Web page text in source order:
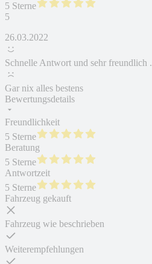
5 Sterne
5
26.03.2022
Schnelle Antwort und sehr freundlich .
Gar nix alles bestens
Bewertungsdetails
Freundlichkeit
5 Sterne
Beratung
5 Sterne
Antwortzeit
5 Sterne
Fahrzeug gekauft
Fahrzeug wie beschrieben
Weiterempfehlungen